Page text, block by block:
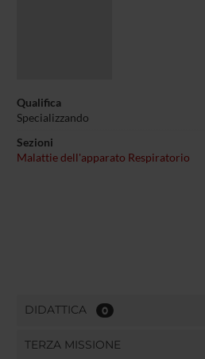
Qualifica
Specializzando
Sezioni
Malattie dell'apparato Respiratorio
DIDATTICA 0
TERZA MISSIONE